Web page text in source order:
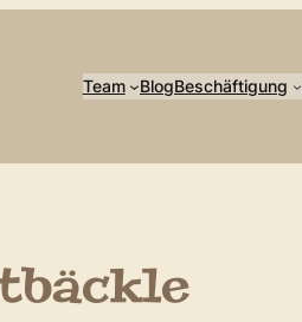
Team BlogBeschäftigung